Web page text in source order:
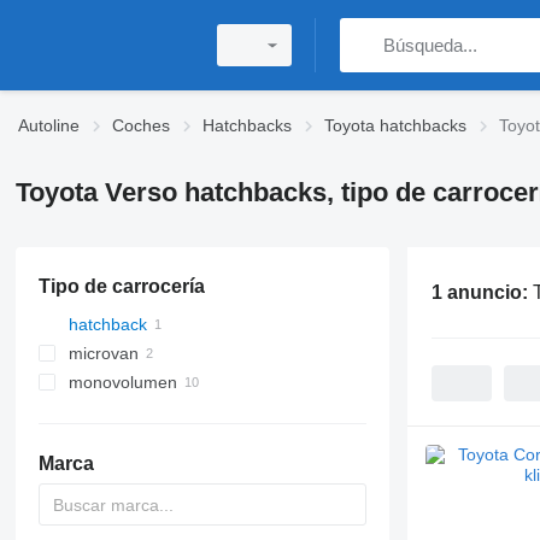
Autoline Coches Hatchbacks Toyota hatchbacks
Toyota Verso hatchbacks, tipo de
Tipo de carrocería
hatchback
microvan
monovolumen
Marca
1 anuncio: